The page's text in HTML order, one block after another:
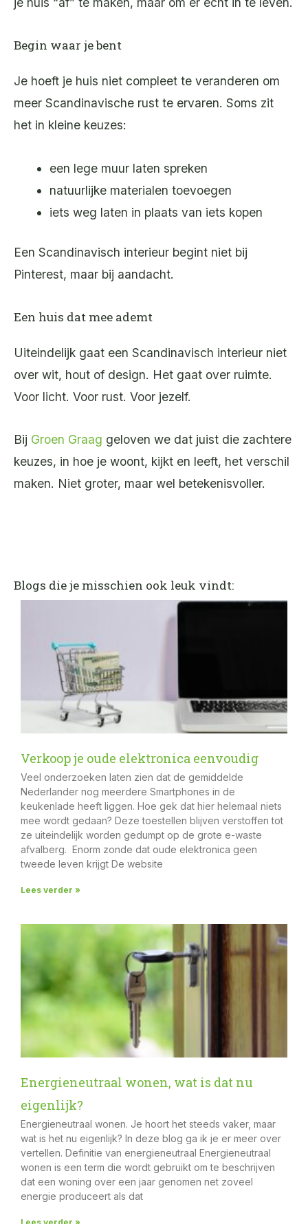
Begin waar je bent
Je hoeft je huis niet compleet te veranderen om
meer Scandinavische rust te ervaren. Soms zit
het in kleine keuzes:
een lege muur laten spreken
natuurlijke materialen toevoegen
iets weg laten in plaats van iets kopen
Een Scandinavisch interieur begint niet bij
Pinterest, maar bij aandacht.
Een huis dat mee ademt
Uiteindelijk gaat een Scandinavisch interieur niet
over wit, hout of design. Het gaat over ruimte.
Voor licht. Voor rust. Voor jezelf.
Bij Groen Graag geloven we dat juist die zachtere
keuzes, in hoe je woont, kijkt en leeft, het verschil
maken. Niet groter, maar wel betekenisvoller.
Blogs die je misschien ook leuk vindt:
Verkoop je oude elektronica eenvoudig
Veel onderzoeken laten zien dat de gemiddelde
Nederlander nog meerdere Smartphones in de
keukenlade heeft liggen. Hoe gek dat hier helemaal niets
mee wordt gedaan? Deze toestellen blijven verstoffen tot
ze uiteindelijk worden gedumpt op de grote e-waste
afvalberg. Enorm zonde dat oude elektronica geen
tweede leven krijgt De website
Lees verder »
Energieneutraal wonen, wat is dat nu
eigenlijk?
Energieneutraal wonen. Je hoort het steeds vaker, maar
wat is het nu eigenlijk? In deze blog ga ik je er meer over
vertellen. Definitie van energieneutraal Energieneutraal
wonen is een term die wordt gebruikt om te beschrijven
dat een woning over een jaar genomen net zoveel
energie produceert als dat